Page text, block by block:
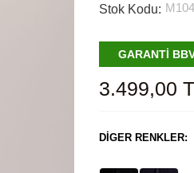
Stok Kodu:
GARANTİ
3.499,00
DIGER RENKLER: